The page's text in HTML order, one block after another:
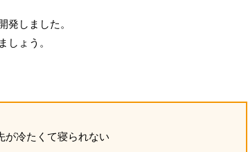
発しました。
しょう。
が冷たくて寝られない